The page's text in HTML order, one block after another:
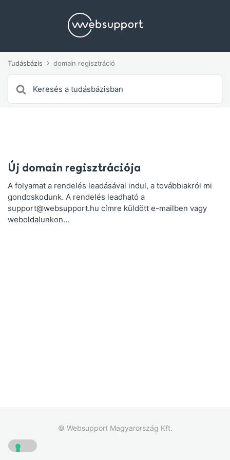
Tudásbázis domain regisztráció
For
Új domain regisztrációja
A folyamat a rendelés leadásával indul, a továbbiakról mi
gondoskodunk. A rendelés leadható a
support@websupport.hu címre küldött e-mailben vagy
weboldalunkon...
© Websupport Magyarország Kft.